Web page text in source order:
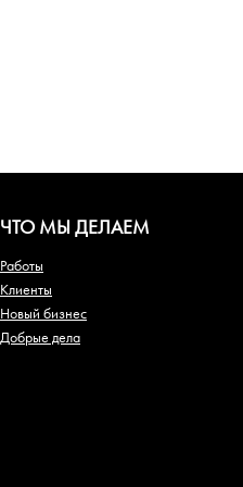
ЧТО МЫ ДЕЛАЕМ
Работы
Клиенты
Новый бизнес
Добрые дела